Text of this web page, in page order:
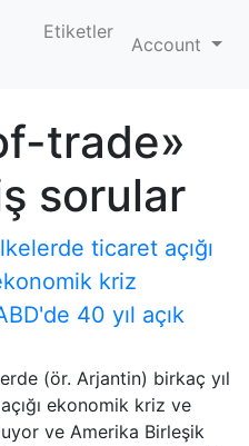
Etiketler
Account
trade»
sorular
ticaret açığı
kriz
40 yıl açık
(ör. Arjantin) birkaç yıl
ekonomik kriz ve
ve Amerika Birleşik